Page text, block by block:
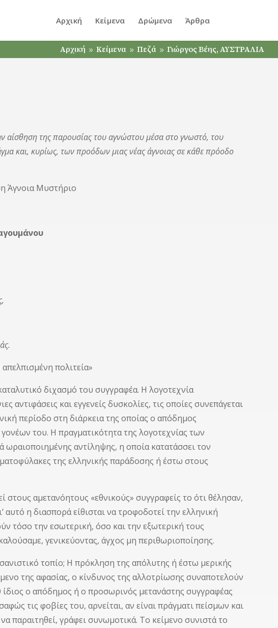
Αρχική Κείμενα Δρώμενα Άρθρα
Αρχική 9 Κείμενα 9 Πεζά 9 Γιώργος Βέης, ΑΥΣΤΡΑΛΙΑ
αίσθηση της παρουσίας του αγνώστου μέσα στο γνωστό, του
και, κυρίως, των προόδων μιας νέας άγνοιας σε κάθε πρόοδο
Μυστήριο
πολιτεία»
διχασμό του συγγραφέα. Η λογοτεχνία
αντιφάσεις και εγγενείς δυσκολίες, τις οποίες συνεπάγεται
περίοδο στη διάρκεια της οποίας ο απόδημος
του. Η πραγματικότητα της λογοτεχνίας των
αντίληψης, η οποία κατατάσσει τον
της ελληνικής παράδοσης ή έστω στους
αμετανόητους «εθνικούς» συγγραφείς το ότι θέλησαν,
αυτό η διασπορά είθισται να τροφοδοτεί την ελληνική
τόσο την εσωτερική, όσο και την εξωτερική τους
γενικεύοντας, άγχος μη περιθωριοποίησης.
τοπίο; Η πρόκληση της απόλυτης ή έστω μερικής
της αφασίας, ο κίνδυνος της αλλοτρίωσης συναποτελούν
ο απόδημος ή ο προσωρινός μετανάστης συγγραφέας
τις φοβίες του, αρνείται, αν είναι πράγματι πείσμων και
παραιτηθεί, γράφει συνωμοτικά. Το κείμενο συνιστά το